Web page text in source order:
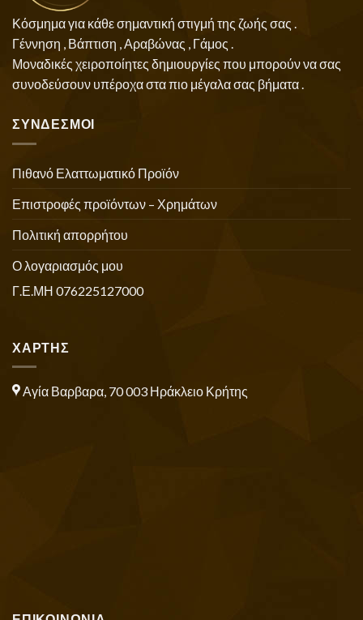
Κόσμημα για κάθε σημαντική στιγμή της ζωής σας .
Γέννηση , Βάπτιση , Αραβώνας , Γάμος .
Μοναδικές χειροποίητες δημιουργίες που μπορούν να σας
συνοδεύσουν υπέροχα στα πιο μέγαλα σας βήματα .
ΣΥΝΔΕΣΜΟΙ
Πιθανό Ελαττωματικό Προϊόν
Επιστροφές προϊόντων – Χρημάτων
Πολιτική απορρήτου
Ο λογαριασμός μου
Γ.Ε.ΜΗ 076225127000
ΧΑΡΤΗΣ
Αγία Βαρβαρα, 70 003 Ηράκλειο Κρήτης